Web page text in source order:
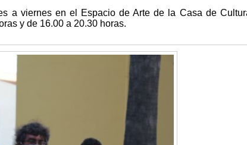
a viernes en el Espacio de Arte de la Casa de
y de 16.00 a 20.30 horas.